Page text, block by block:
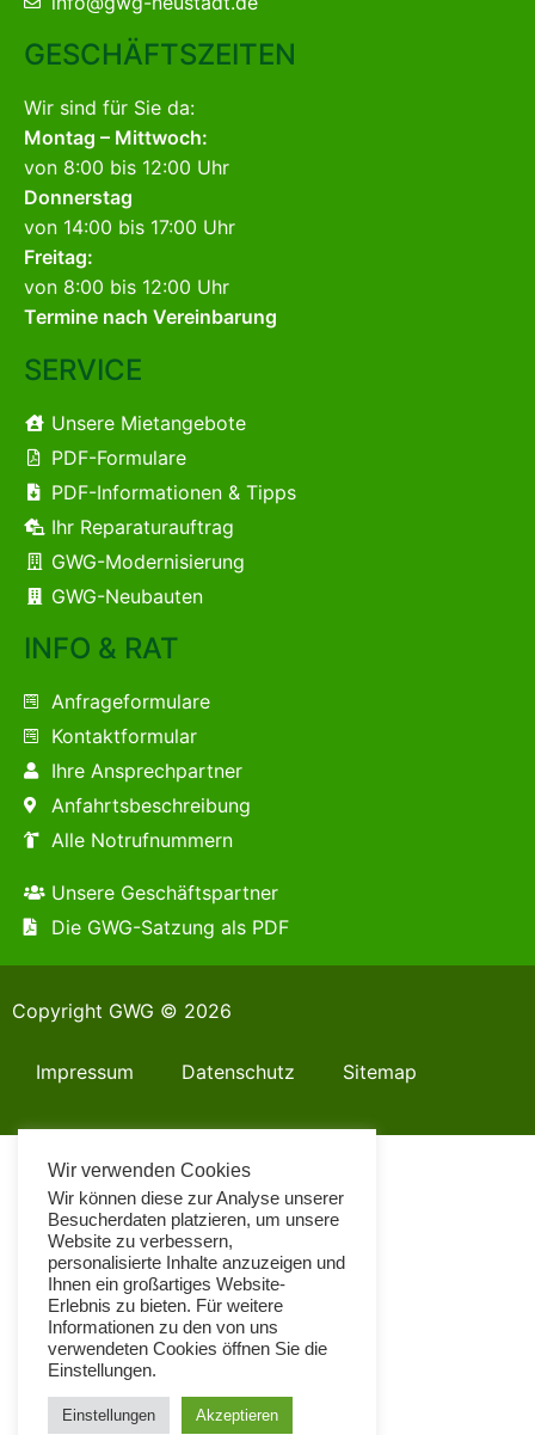
GESCHÄFTSZEITEN
Wir sind für Sie da:
Montag – Mittwoch:
von 8:00 bis 12:00 Uhr
Donnerstag
von 14:00 bis 17:00 Uhr
Freitag:
von 8:00 bis 12:00 Uhr
Termine nach Vereinbarung
SERVICE
Unsere Mietangebote
PDF-Formulare
PDF-Informationen & Tipps
Ihr Reparaturauftrag
GWG-Modernisierung
GWG-Neubauten
INFO & RAT
Anfrageformulare
Kontaktformular
Ihre Ansprechpartner
Anfahrtsbeschreibung
Alle Notrufnummern
Unsere Geschäftspartner
Die GWG-Satzung als PDF
Copyright GWG © 2026
Impressum Datenschutz Sitemap
Wir verwenden Cookies
Wir können diese zur Analyse unserer
Besucherdaten platzieren, um unsere
Website zu verbessern,
personalisierte Inhalte anzuzeigen und
Ihnen ein großartiges Website-
Erlebnis zu bieten. Für weitere
Informationen zu den von uns
verwendeten Cookies öffnen Sie die
Einstellungen.
Einstellungen Akzeptieren